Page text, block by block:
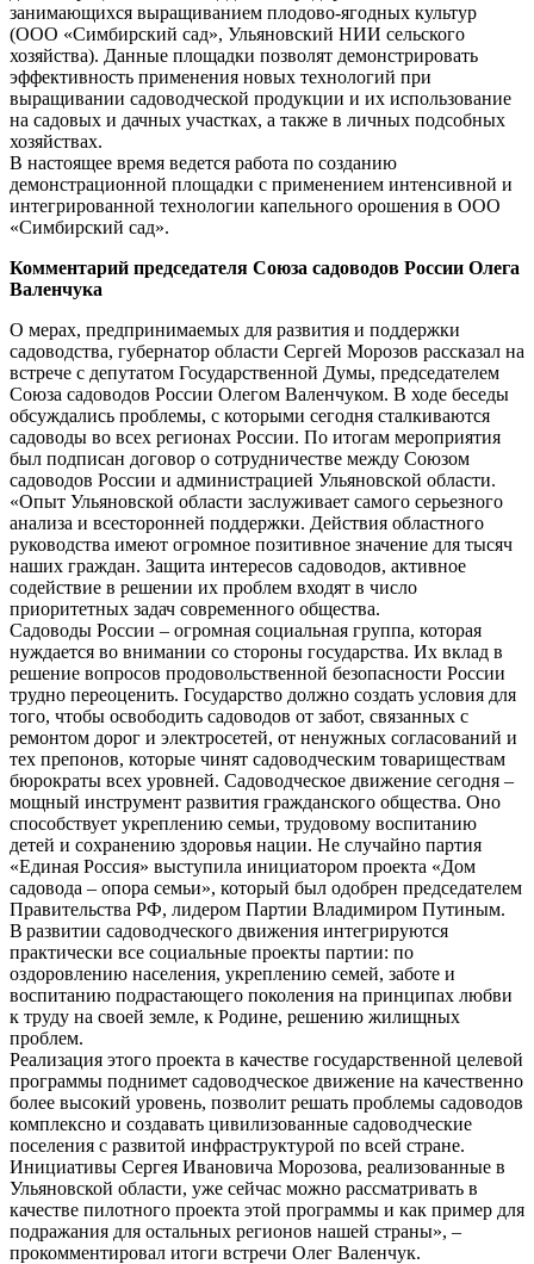
занимающихся выращиванием плодово-ягодных культур
(ООО «Симбирский сад», Ульяновский НИИ сельского
хозяйства). Данные площадки позволят демонстрировать
эффективность применения новых технологий при
выращивании садоводческой продукции и их использование
на садовых и дачных участках, а также в личных подсобных
хозяйствах.
В настоящее время ведется работа по созданию
демонстрационной площадки с применением интенсивной и
интегрированной технологии капельного орошения в ООО
«Симбирский сад».
Комментарий председателя Союза садоводов России Олега
Валенчука
О мерах, предпринимаемых для развития и поддержки
садоводства, губернатор области Сергей Морозов рассказал на
встрече с депутатом Государственной Думы, председателем
Союза садоводов России Олегом Валенчуком. В ходе беседы
обсуждались проблемы, с которыми сегодня сталкиваются
садоводы во всех регионах России. По итогам мероприятия
был подписан договор о сотрудничестве между Союзом
садоводов России и администрацией Ульяновской области.
«Опыт Ульяновской области заслуживает самого серьезного
анализа и всесторонней поддержки. Действия областного
руководства имеют огромное позитивное значение для тысяч
наших граждан. Защита интересов садоводов, активное
содействие в решении их проблем входят в число
приоритетных задач современного общества.
Садоводы России – огромная социальная группа, которая
нуждается во внимании со стороны государства. Их вклад в
решение вопросов продовольственной безопасности России
трудно переоценить. Государство должно создать условия для
того, чтобы освободить садоводов от забот, связанных с
ремонтом дорог и электросетей, от ненужных согласований и
тех препонов, которые чинят садоводческим товариществам
бюрократы всех уровней. Садоводческое движение сегодня –
мощный инструмент развития гражданского общества. Оно
способствует укреплению семьи, трудовому воспитанию
детей и сохранению здоровья нации. Не случайно партия
«Единая Россия» выступила инициатором проекта «Дом
садовода – опора семьи», который был одобрен председателем
Правительства РФ, лидером Партии Владимиром Путиным.
В развитии садоводческого движения интегрируются
практически все социальные проекты партии: по
оздоровлению населения, укреплению семей, заботе и
воспитанию подрастающего поколения на принципах любви
к труду на своей земле, к Родине, решению жилищных
проблем.
Реализация этого проекта в качестве государственной целевой
программы поднимет садоводческое движение на качественно
более высокий уровень, позволит решать проблемы садоводов
комплексно и создавать цивилизованные садоводческие
поселения с развитой инфраструктурой по всей стране.
Инициативы Сергея Ивановича Морозова, реализованные в
Ульяновской области, уже сейчас можно рассматривать в
качестве пилотного проекта этой программы и как пример для
подражания для остальных регионов нашей страны», –
прокомментировал итоги встречи Олег Валенчук.